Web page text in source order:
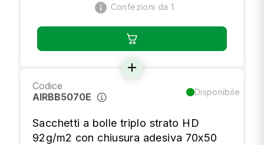
info Confezioni da 1.
add
Codice
AIRBB5070E
Disponibile
Sacchetti a bolle triplo strato HD
92g/m2 con chiusura adesiva 70x50